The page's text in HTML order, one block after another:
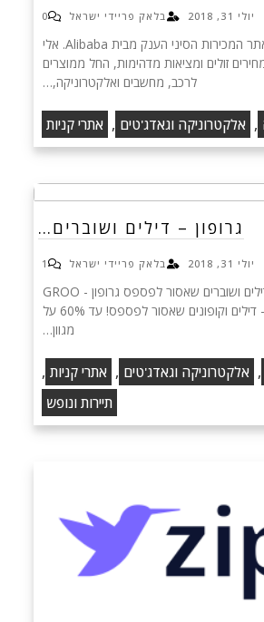
יולי 31, 2018 בלאק פריידי ישראל 0
אליאקספרס - אתר המכירות הסיני הענק מבית Alibaba. אלי
זולים ומציאות מדהימות, החל ממוצרים
לרכב, מחשבים ואלקטרוניקה,…
, אלקטרוניקה וגאדג'טים , אתרי קניות
גרופון – דילים ושוברים…
יולי 31, 2018 בלאק פריידי ישראל 1
גרופון - גרו - דילים ושוברים שאסור לפספס‏ גרופון - GROO
(גרופון ישראל) - דילים וקופונים שאסור לפספס! עד 60% על
מגוון…
, אלקטרוניקה וגאדג'טים , אתרי קניות ,
תיירות ונופש